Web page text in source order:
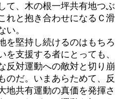
て、木の根一坪共有地つぶ
れと抱き合わせになるＣ滑
い。
堅持し続けるのはもちろ
を支援する者にとっても、
反対運動への敵対と切り崩
のだ。いまあらためて、反
地共有運動の真価を発揮さ